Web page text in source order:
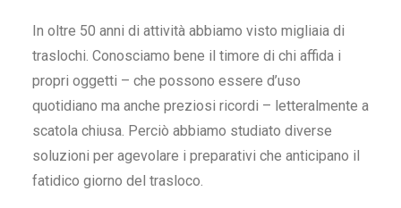
In oltre 50 anni di attività abbiamo visto migliaia di
traslochi. Conosciamo bene il timore di chi affida i
propri oggetti – che possono essere d’uso
quotidiano ma anche preziosi ricordi – letteralmente a
scatola chiusa. Perciò abbiamo studiato diverse
soluzioni per agevolare i preparativi che anticipano il
fatidico giorno del trasloco.